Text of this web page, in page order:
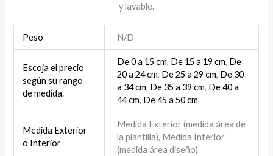
y lavable.
Peso N/D
Escoja el precio
según su rango
de medida.
De 0 a 15 cm, De 15 a 19 cm, De
20 a 24 cm, De 25 a 29 cm, De 30
a 34 cm, De 35 a 39 cm, De 40 a
44 cm, De 45 a 50 cm
Medida Exterior
o Interior
Medida Exterior (medida área de
la plantilla), Medida Interior
(medida área diseño)